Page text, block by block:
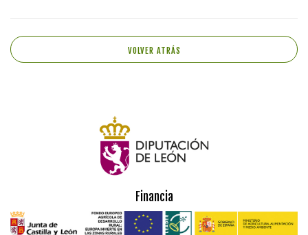
VOLVER ATRÁS
Financia